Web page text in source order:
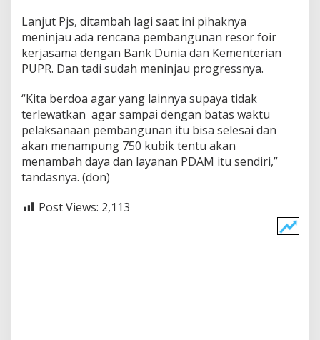
Lanjut Pjs, ditambah lagi saat ini pihaknya
meninjau ada rencana pembangunan resor foir
kerjasama dengan Bank Dunia dan Kementerian
PUPR. Dan tadi sudah meninjau progressnya.
“Kita berdoa agar yang lainnya supaya tidak
terlewatkan agar sampai dengan batas waktu
pelaksanaan pembangunan itu bisa selesai dan
akan menampung 750 kubik tentu akan
menambah daya dan layanan PDAM itu sendiri,”
tandasnya. (don)
Post Views: 2,113